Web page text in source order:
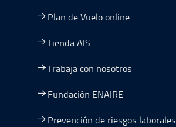
Plan de Vuelo online
Tienda AIS
Trabaja con nosotros
Fundación ENAIRE
Prevención de riesgos laborales